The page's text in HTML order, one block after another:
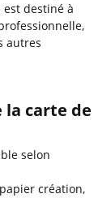
est destiné à
autres
la carte de
selon
création,